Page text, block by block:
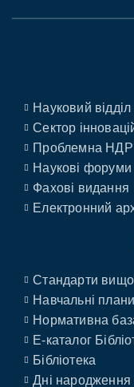
Науковий відділ
Сектор
Проблемна НДР
Наукові форуми
Фахові видання
Електронний
Стандарти
Навчальні плани
Нормативна
E-каталог
Бібліотека
Дні народження